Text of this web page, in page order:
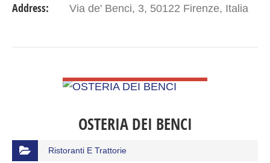
Address: Via de' Benci, 3, 50122 Firenze, Italia
OSTERIA DEI BENCI
Ristoranti E Trattorie